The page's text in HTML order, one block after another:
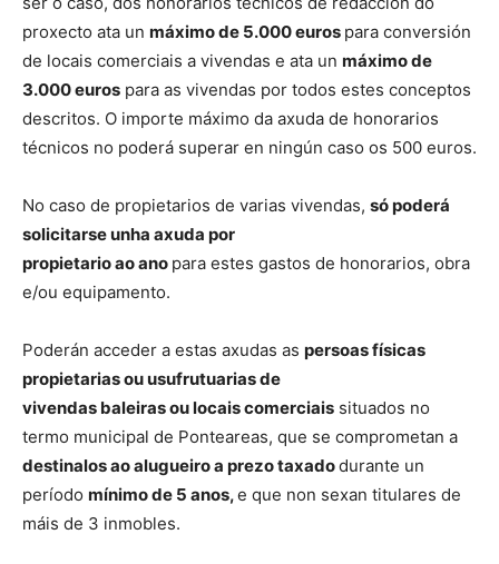
proxecto ata un máximo de 5.000 euros para conversión
de locais comerciais a vivendas e ata un máximo de
3.000 euros para as vivendas por todos estes conceptos
descritos. O importe máximo da axuda de honorarios
técnicos no poderá superar en ningún caso os 500 euros.
No caso de propietarios de varias vivendas, só poderá
solicitarse unha axuda por
propietario ao ano para estes gastos de honorarios, obra
e/ou equipamento.
Poderán acceder a estas axudas as persoas físicas
propietarias ou usufrutuarias de
vivendas baleiras ou locais comerciais situados no
termo municipal de Ponteareas, que se comprometan a
destinalos ao alugueiro a prezo taxadodurante un
período mínimo de 5 anos,e que non sexan titulares de
máis de 3 inmobles.